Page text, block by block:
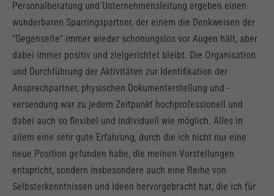
Personalberatung und Unternehmensleitung ergeben einen
wunderbaren Sparringspartner, der einem die Denkweisen der
"Gegenseite" immer wieder schonungslos vor Augen hält, aber
dabei immer positiv und zielgerichtet bleibt. Die Organisation
und Durchführung der Aktivitäten zur Identifikation der
Ansprechpartner, physischen Dokumenterstellung und -
versendung war zu jedem Zeitpunkt hochprofessionell und
dabei auch so flexibel und individuell wie möglich. Alles in
allem eine sehr gute Erfahrung, durch die ich nicht nur eine
neue Position gefunden habe, die meinen Vorstellungen
entspricht, sondern insbesondere auch eine Reihe von
Selbsterkenntnissen und Ideen hervorgebracht hat, die ich für